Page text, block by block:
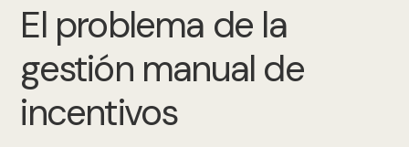
El problema de la
gestión manual de
incentivos